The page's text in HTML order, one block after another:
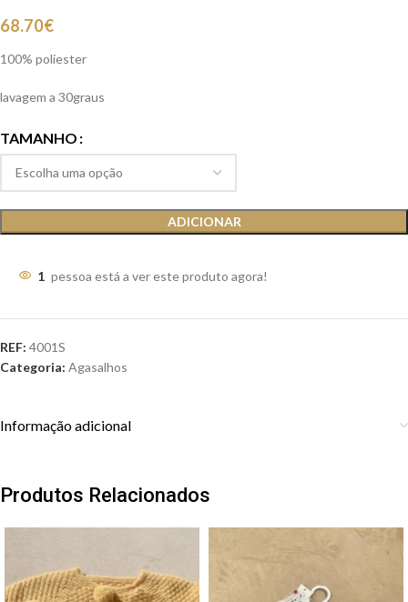
68.70€
100% poliester
lavagem a 30graus
TAMANHO
ADICIONAR
1 pessoa está a ver este produto agora!
REF: 4001S
Categoria: Agasalhos
Informação adicional
Produtos Relacionados